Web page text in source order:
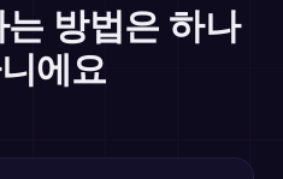
방법은 하나
에요